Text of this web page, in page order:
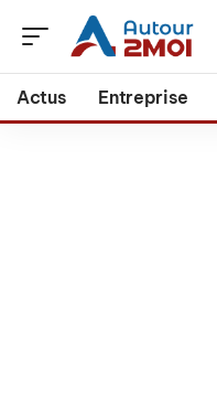
Actus Entreprise